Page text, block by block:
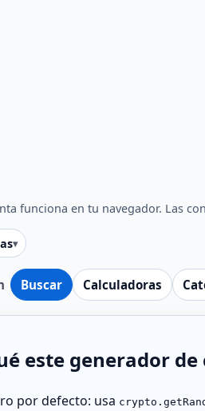
Buscar Calculadoras
funciona en tu navegador. Las
este generador
por defecto: usa